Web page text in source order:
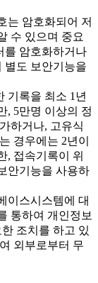
는 암호화되어 저
수 있으며 중요
를 암호화하거나
별도 보안기능을
기록을 최소 1년
, 5만명 이상의 정
하거나, 고유식
경우에는 2년이
, 접속기록이 위
안기능을 사용하
이스시스템에 대
통하여 개인정보
조치를 하고 있
외부로부터 무